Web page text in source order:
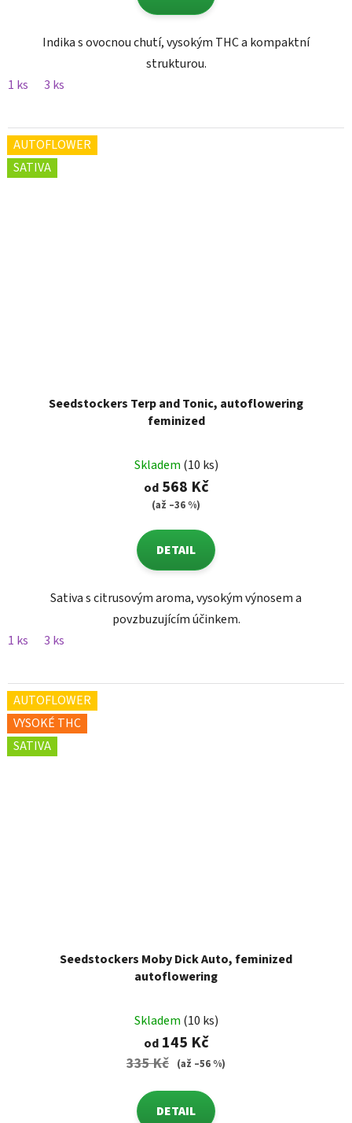
Indika s ovocnou chutí, vysokým THC a kompaktní
strukturou.
1 ks
3 ks
AUTOFLOWER
SATIVA
Seedstockers Terp and Tonic, autoflowering
feminized
Skladem (10 ks)
od568 Kč
(až –36 %)
DETAIL
Sativa s citrusovým aroma, vysokým výnosem a
povzbuzujícím účinkem.
1 ks
3 ks
AUTOFLOWER
VYSOKÉ THC
SATIVA
Seedstockers Moby Dick Auto, feminized
autoflowering
Skladem (10 ks)
od145 Kč
335 Kč (až –56 %)
DETAIL